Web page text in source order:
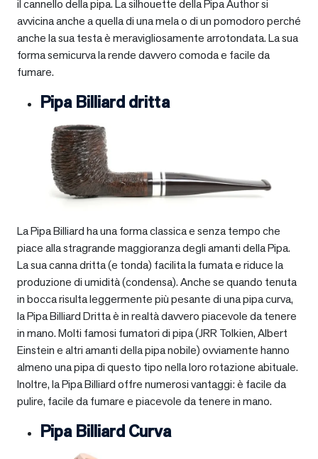
il cannello della pipa. La silhouette della Pipa Author si
avvicina anche a quella di una mela o di un pomodoro perché
anche la sua testa è meravigliosamente arrotondata. La sua
forma semicurva la rende davvero comoda e facile da
fumare.
Pipa Billiard dritta
La Pipa Billiard ha una forma classica e senza tempo che
piace alla stragrande maggioranza degli amanti della Pipa.
La sua canna dritta (e tonda) facilita la fumata e riduce la
produzione di umidità (condensa). Anche se quando tenuta
in bocca risulta leggermente più pesante di una pipa curva,
la Pipa Billiard Dritta è in realtà davvero piacevole da tenere
in mano. Molti famosi fumatori di pipa (JRR Tolkien, Albert
Einstein e altri amanti della pipa nobile) ovviamente hanno
almeno una pipa di questo tipo nella loro rotazione abituale.
Inoltre, la Pipa Billiard offre numerosi vantaggi: è facile da
pulire, facile da fumare e piacevole da tenere in mano.
Pipa Billiard Curva